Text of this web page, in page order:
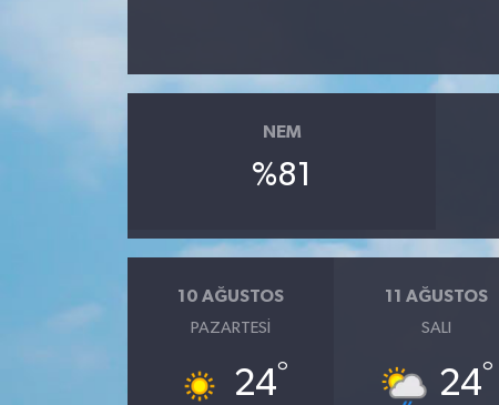
NEM
%81
10 AĞUSTOS
PAZARTESI
24°
11 AĞUSTOS
SALI
24°